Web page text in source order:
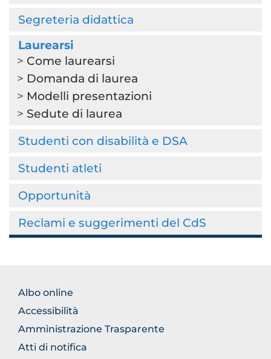
Segreteria didattica
Laurearsi
Come laurearsi
Domanda di laurea
Modelli presentazioni
Sedute di laurea
Studenti con disabilità e DSA
Studenti atleti
Opportunità
Reclami e suggerimenti del CdS
FOOTER
NORMATIVA
Albo online
Accessibilità
Amministrazione Trasparente
Atti di notifica